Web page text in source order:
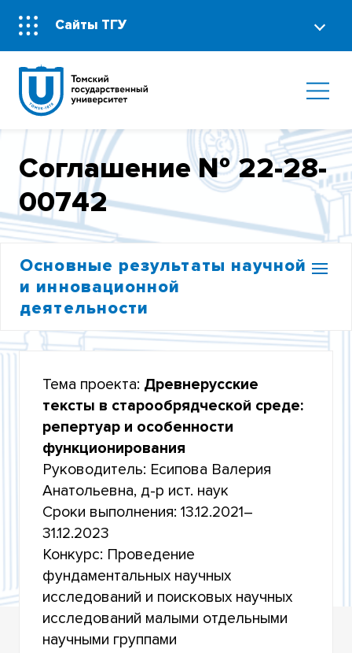
Сайты ТГУ
Соглашение № 22-28-
00742
Основные результаты научной
и инновационной
деятельности
УЧАСТИЕ В ФЦП «ИССЛЕДОВАНИЯ И
ТЕХНОЛОГИЧЕСКОГО КОМПЛЕКСА РОССИИ НА
УЧАСТИЕ В КОНКУРСАХ РОССИЙСКОГО
НАУЧНОГО ФОНДА
УЧАСТИЕ В ФЕДЕРАЛЬНОЙ НАУЧНО-
ТЕХНИЧЕСКОЙ ПРОГРАММЕ РАЗВИТИЯ
ГЕНЕТИЧЕСКИХ ТЕХНОЛОГИЙ НА 2019–2027
ГОДЫ
УЧАСТИЕ В КОНКУРСАХ МИНОБРНАУКИ
РОССИИ НА ПРОВЕДЕНИЕ ИССЛЕДОВАНИЙ В
РАМКАХ МЕЖДУНАРОДНОГО
МНОГОСТОРОННЕГО И ДВУСТОРОННЕГО
СОТРУДНИЧЕСТВА
ИТОГИ НАУЧНОЙ ДЕЯТЕЛЬНОСТИ
Тема проекта: Древнерусские
тексты в старообрядческой среде:
репертуар и особенности
функционирования
Руководитель: Есипова Валерия
Анатольевна, д-р ист. наук
Сроки выполнения: 13.12.2021–
31.12.2023
Конкурс: Проведение
фундаментальных научных
исследований и поисковых научных
исследований малыми отдельными
научными группами